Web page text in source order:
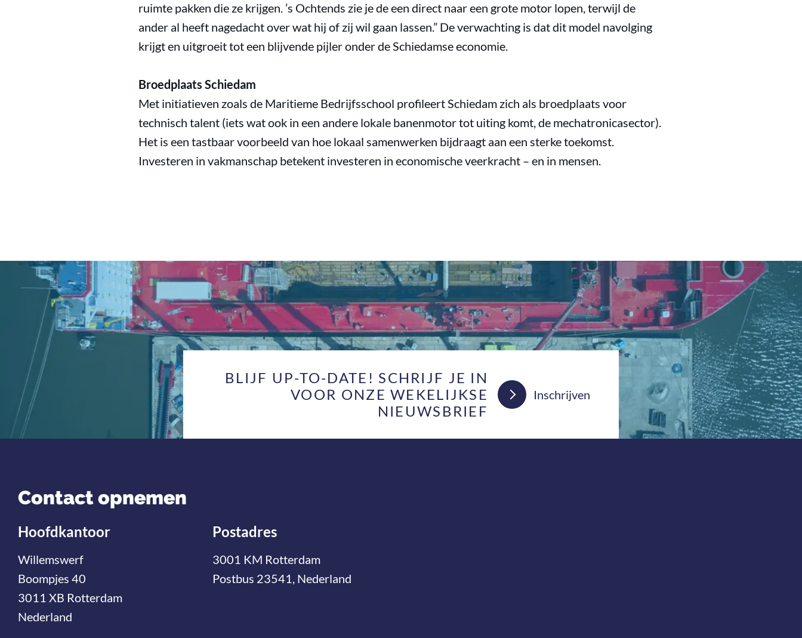
ruimte pakken die ze krijgen. ’s Ochtends zie je de een direct naar een grote motor lopen, terwijl de
ander al heeft nagedacht over wat hij of zij wil gaan lassen.” De verwachting is dat dit model navolging
krijgt en uitgroeit tot een blijvende pijler onder de Schiedamse economie.
Broedplaats Schiedam
Met initiatieven zoals de Maritieme Bedrijfsschool profileert Schiedam zich als broedplaats voor
technisch talent (iets wat ook in een andere lokale banenmotor tot uiting komt, de mechatronicasector).
Het is een tastbaar voorbeeld van hoe lokaal samenwerken bijdraagt aan een sterke toekomst.
Investeren in vakmanschap betekent investeren in economische veerkracht – en in mensen.
BLIJF UP-TO-DATE! SCHRIJF JE IN
VOOR ONZE WEKELIJKSE
NIEUWSBRIEF
Inschrijven
Contact opnemen
Hoofdkantoor
Willemswerf
Boompjes 40
3011 XB Rotterdam
Nederland
Postadres
3001 KM Rotterdam
Postbus 23541, Nederland